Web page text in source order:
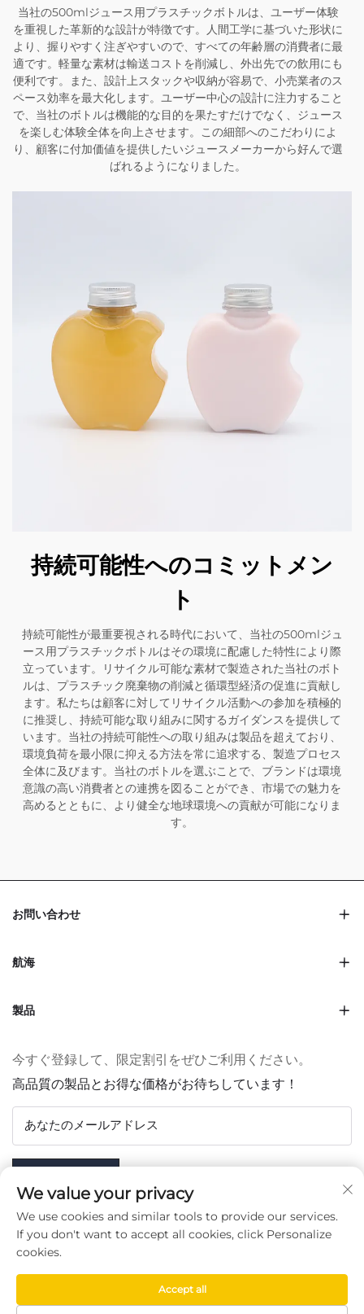
当社の500mlジュース用プラスチックボトルは、ユーザー体験
を重視した革新的な設計が特徴です。人間工学に基づいた形状に
より、握りやすく注ぎやすいので、すべての年齢層の消費者に最
適です。軽量な素材は輸送コストを削減し、外出先での飲用にも
便利です。また、設計上スタックや収納が容易で、小売業者のス
ペース効率を最大化します。ユーザー中心の設計に注力すること
で、当社のボトルは機能的な目的を果たすだけでなく、ジュース
を楽しむ体験全体を向上させます。この細部へのこだわりによ
り、顧客に付加価値を提供したいジュースメーカーから好んで選
ばれるようになりました。
持続可能性へのコミットメン
ト
持続可能性が最重要視される時代において、当社の500mlジュ
ース用プラスチックボトルはその環境に配慮した特性により際
立っています。リサイクル可能な素材で製造された当社のボト
ルは、プラスチック廃棄物の削減と循環型経済の促進に貢献し
ます。私たちは顧客に対してリサイクル活動への参加を積極的
に推奨し、持続可能な取り組みに関するガイダンスを提供して
います。当社の持続可能性への取り組みは製品を超えており、
環境負荷を最小限に抑える方法を常に追求する、製造プロセス
全体に及びます。当社のボトルを選ぶことで、ブランドは環境
意識の高い消費者との連携を図ることができ、市場での魅力を
高めるとともに、より健全な地球環境への貢献が可能になりま
す。
お問い合わせ
航海
製品
今すぐ登録して、限定割引をぜひご利用ください。
高品質の製品とお得な価格がお待ちしています！
あなたのメールアドレス
フォローする
We value your privacy
We use cookies and similar tools to provide our services.
If you don't want to accept all cookies, click Personalize
cookies.
Accept all